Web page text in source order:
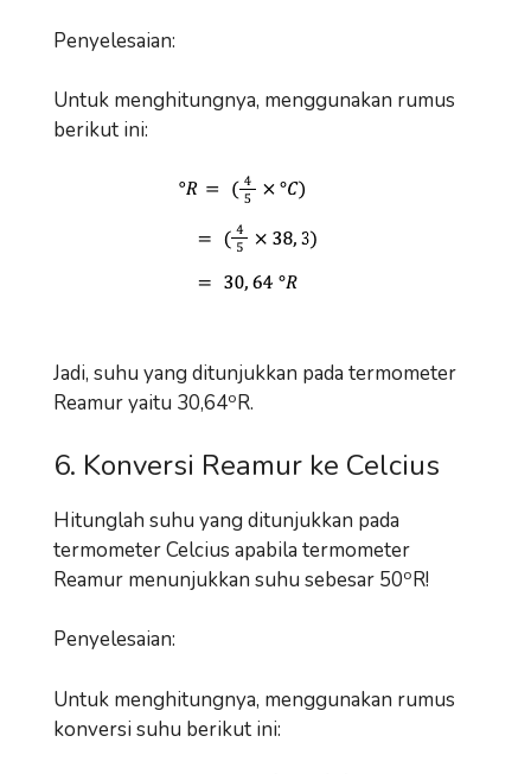
Penyelesaian:
Untuk menghitungnya, menggunakan rumus
berikut ini:
Jadi, suhu yang ditunjukkan pada termometer
Reamur yaitu 30,64oR.
6. Konversi Reamur ke Celcius
Hitunglah suhu yang ditunjukkan pada
termometer Celcius apabila termometer
Reamur menunjukkan suhu sebesar 50oR!
Penyelesaian:
Untuk menghitungnya, menggunakan rumus
konversi suhu berikut ini: